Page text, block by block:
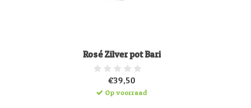
Rosé Zilver pot Bari
€39,50
Op voorraad